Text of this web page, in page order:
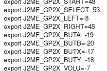
export J2ME_GP2X_SELECT=53
export J2ME_GP2X_LEFT=-8
export J2ME_GP2X_RIGHT=48
export J2ME_GP2X_BUTA=-19
export J2ME_GP2X_BUTB=-20
export J2ME_GP2X_BUTX=-17
export J2ME_GP2X_BUTY=-18
export J2ME_GP2X_VOLU=-7